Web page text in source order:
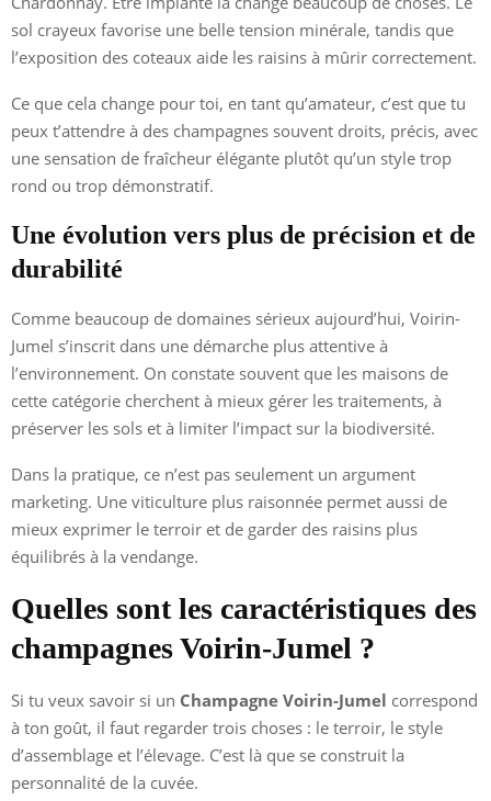
sol crayeux favorise une belle tension minérale, tandis que
l’exposition des coteaux aide les raisins à mûrir correctement.
Ce que cela change pour toi, en tant qu’amateur, c’est que tu
peux t’attendre à des champagnes souvent droits, précis, avec
une sensation de fraîcheur élégante plutôt qu’un style trop
rond ou trop démonstratif.
Une évolution vers plus de précision et de
durabilité
Comme beaucoup de domaines sérieux aujourd’hui, Voirin-
Jumel s’inscrit dans une démarche plus attentive à
l’environnement. On constate souvent que les maisons de
cette catégorie cherchent à mieux gérer les traitements, à
préserver les sols et à limiter l’impact sur la biodiversité.
Dans la pratique, ce n’est pas seulement un argument
marketing. Une viticulture plus raisonnée permet aussi de
mieux exprimer le terroir et de garder des raisins plus
équilibrés à la vendange.
Quelles sont les caractéristiques des
champagnes Voirin-Jumel ?
Si tu veux savoir si un Champagne Voirin-Jumel correspond
à ton goût, il faut regarder trois choses : le terroir, le style
d’assemblage et l’élevage. C’est là que se construit la
personnalité de la cuvée.